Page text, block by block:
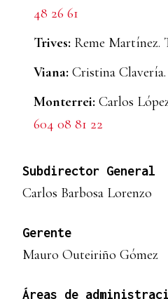
48 26 61
Trives: Reme Martínez.
Viana: Cristina
Monterrei: Carlos
604 08 81 22
Subdirector General
Carlos Barbosa Lorenzo
Gerente
Mauro Outeiriño Gómez
Áreas de